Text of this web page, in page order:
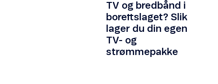
TV og bredbånd i
borettslaget? Slik
lager du din egen
TV- og
strømmepakke